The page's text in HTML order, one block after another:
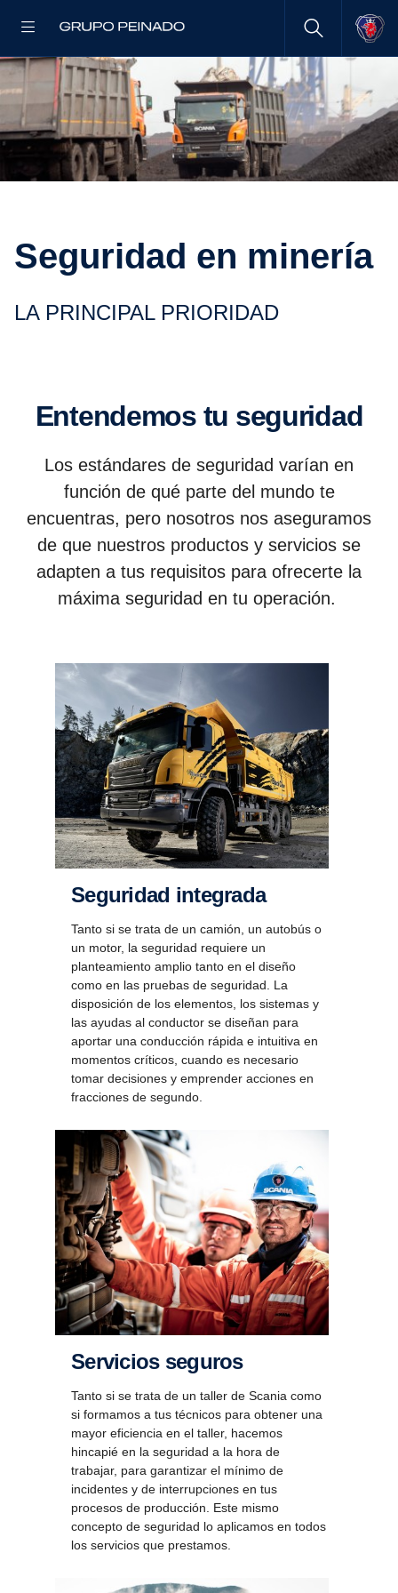
Seguridad en minería
LA PRINCIPAL PRIORIDAD
Enten­demos tu seguridad
Los estándares de seguridad varían en
función de qué parte del mundo te
encuentras, pero nosotros nos aseguramos
de que nuestros productos y servicios se
adapten a tus requisitos para ofrecerte la
máxima seguridad en tu operación.
Seguridad integrada
Tanto si se trata de un camión, un autobús o
un motor, la seguridad requiere un
planteamiento amplio tanto en el diseño
como en las pruebas de seguridad. La
disposición de los elementos, los sistemas y
las ayudas al conductor se diseñan para
aportar una conducción rápida e intuitiva en
momentos críticos, cuando es necesario
tomar decisiones y emprender acciones en
fracciones de segundo.
Servi­cios seguros
Tanto si se trata de un taller de Scania como
si formamos a tus técnicos para obtener una
mayor eficiencia en el taller, hacemos
hincapié en la seguridad a la hora de
trabajar, para garantizar el mínimo de
incidentes y de interrupciones en tus
procesos de producción. Este mismo
concepto de seguridad lo aplicamos en todos
los servicios que prestamos.